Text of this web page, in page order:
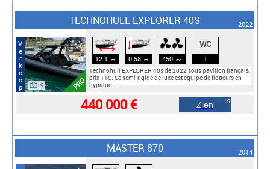
Verkoop PRO
9
TECHNOHULL EXPLORER 40S 2022
⟷
12.1 m
🠓
0.58 m 450 cv
WC
1
Technohull EXPLORER 40s de 2022 sous pavillon français,
prix TTC. Ce semi-rigide de luxe est équipé de flotteurs en
hypalon...
440 000 € Zien
MASTER 870 2014